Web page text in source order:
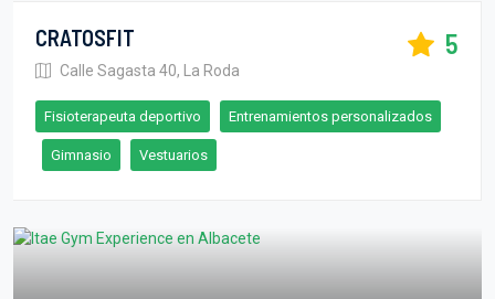
CRATOSFIT
Calle Sagasta 40, La Roda
5
Fisioterapeuta deportivo Entrenamientos personalizados
Gimnasio Vestuarios